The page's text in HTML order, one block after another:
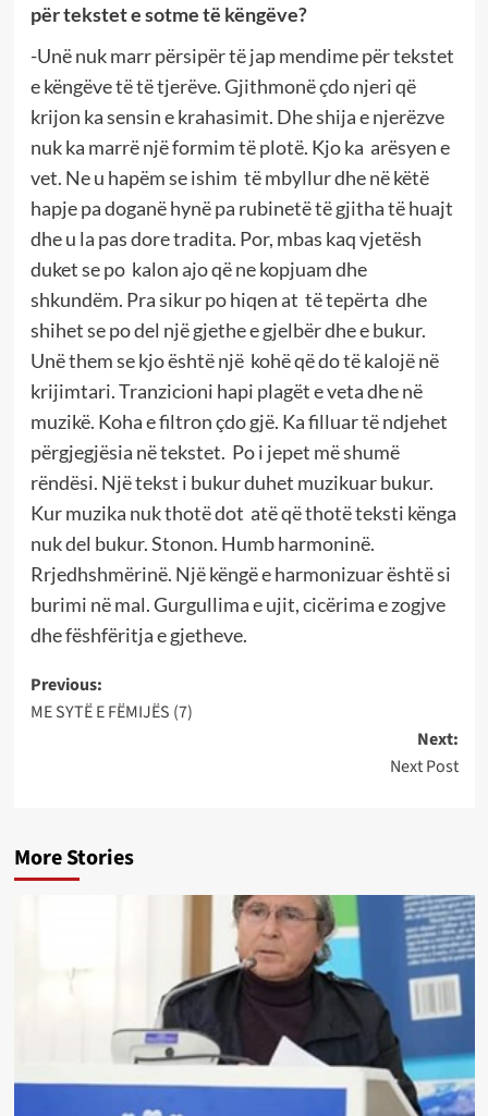
për tekstet e sotme të këngëve?
-Unë nuk marr përsipër të jap mendime për tekstet
e këngëve të të tjerëve. Gjithmonë çdo njeri që
krijon ka sensin e krahasimit. Dhe shija e njerëzve
nuk ka marrë një formim të plotë. Kjo ka arësyen e
vet. Ne u hapëm se ishim të mbyllur dhe në këtë
hapje pa doganë hynë pa rubinetë të gjitha të huajt
dhe u la pas dore tradita. Por, mbas kaq vjetësh
duket se po kalon ajo që ne kopjuam dhe
shkundëm. Pra sikur po hiqen at të tepërta dhe
shihet se po del një gjethe e gjelbër dhe e bukur.
Unë them se kjo është një kohë që do të kalojë në
krijimtari. Tranzicioni hapi plagët e veta dhe në
muzikë. Koha e filtron çdo gjë. Ka filluar të ndjehet
përgjegjësia në tekstet. Po i jepet më shumë
rëndësi. Një tekst i bukur duhet muzikuar bukur.
Kur muzika nuk thotë dot atë që thotë teksti kënga
nuk del bukur. Stonon. Humb harmoninë.
Rrjedhshmërinë. Një këngë e harmonizuar është si
burimi në mal. Gurgullima e ujit, cicërima e zogjve
dhe fëshfëritja e gjetheve.
Post
navigation
Previous:
ME SYTË E FËMIJËS (7)
Next:
Next Post
More Stories